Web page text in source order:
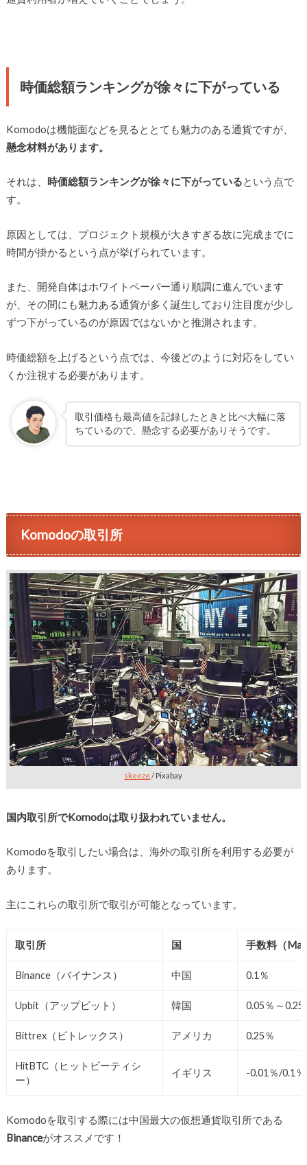
時価総額ランキングが徐々に下がっている
Komodoは機能面などを見るととても魅力のある通貨ですが、
懸念材料があります。
それは、 時価総額ランキングが徐々に下がっているという点で
す。
原因としては、プロジェクト規模が大きすぎる故に完成までに
時間が掛かるという点が挙げられています。
また、開発自体はホワイトペーパー通り順調に進んでいます
が、その間にも魅力ある通貨が多く誕生しており注目度が少し
ずつ下がっているのが原因ではないかと推測されます。
時価総額を上げるという点では、今後どのように対応をしてい
くか注視する必要があります。
取引価格も最高値を記録したときと比べ大幅に落
ちているので、懸念する必要がありそうです。
Komodoの取引所
skeeze / Pixabay
国内取引所でKomodoは取り扱われていません。
Komodoを取引したい場合は、海外の取引所を利用する必要が
あります。
主にこれらの取引所で取引が可能となっています。
取引所 国 手数料（
Binance（バイナンス） 中国 0.1％
Upbit（アップビット） 韓国 0.05％～0.25
Bittrex（ビトレックス） アメリカ 0.25％
HitBTC（ヒットビーティシ
ー）
イギリス -0.01％/0.1％
Komodoを取引する際には中国最大の仮想通貨取引所である
Binanceがオススメです！